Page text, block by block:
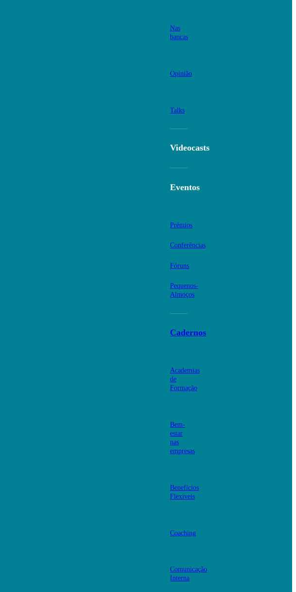
Nas
bancas
Opinião
Talks
Videocasts
Eventos
Prémios
Conferências
Fóruns
Pequenos-
Almoços
Cadernos
Academias
de
Formação
Bem-
estar
nas
empresas
Benefícios
Flexíveis
Coaching
Comunicação
Interna